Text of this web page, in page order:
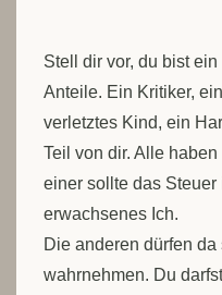
Stell dir vor, du bist
Anteile. Ein Kritiker,
verletztes Kind, ein
Teil von dir. Alle
einer sollte das
erwachsenes Ich.
Die anderen dürfen
wahrnehmen. Du